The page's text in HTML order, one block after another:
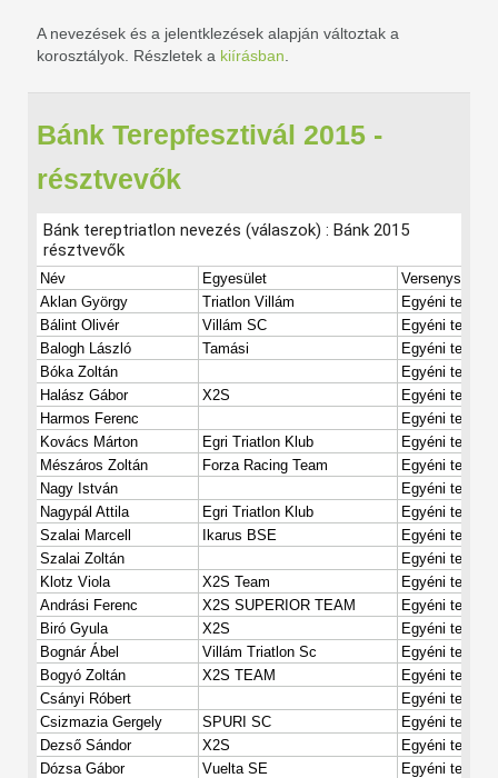
A nevezések és a jelentklezések alapján változtak a
korosztályok. Részletek a kiírásban
Bánk Terepfesztivál 2015 -
résztvevők